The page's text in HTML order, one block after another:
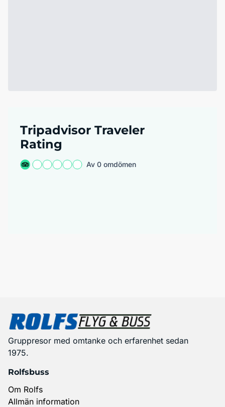
Tripadvisor Traveler
Rating
Av 0 omdömen
Gruppresor med omtanke och erfarenhet sedan
1975.
Rolfsbuss
Om Rolfs
Allmän information